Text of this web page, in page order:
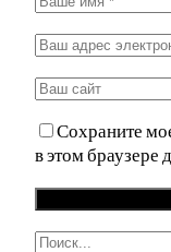
Сохраните
в этом браузере